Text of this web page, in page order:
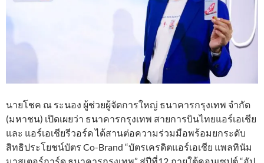
นายโชค ณ ระนอง ผู้ช่วยผู้จัดการใหญ่ ธนาคารกรุงเทพ จำกัด
(มหาชน) เปิดเผยว่า ธนาคารกรุงเทพ สายการบินไทยแอร์เอเชีย
และ แอร์เอเชียรีวอร์ด ได้สานต่อความร่วมมือพร้อมยกระดับ
สิทธิประโยชน์บัตร Co-Brand “บัตรเครดิตแอร์เอเชีย แพลทินัม